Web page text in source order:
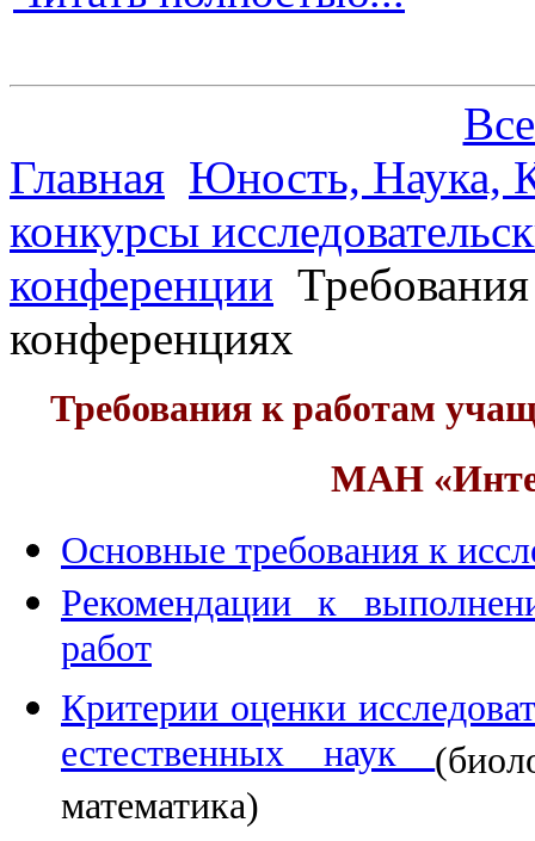
Главная Юность, Наука,
конкурсы
конференции
конференциях
Требования к работам
МАН
Основные требования к
Рекомендации к
работ
Критерии оценки
естественных наук
математика)